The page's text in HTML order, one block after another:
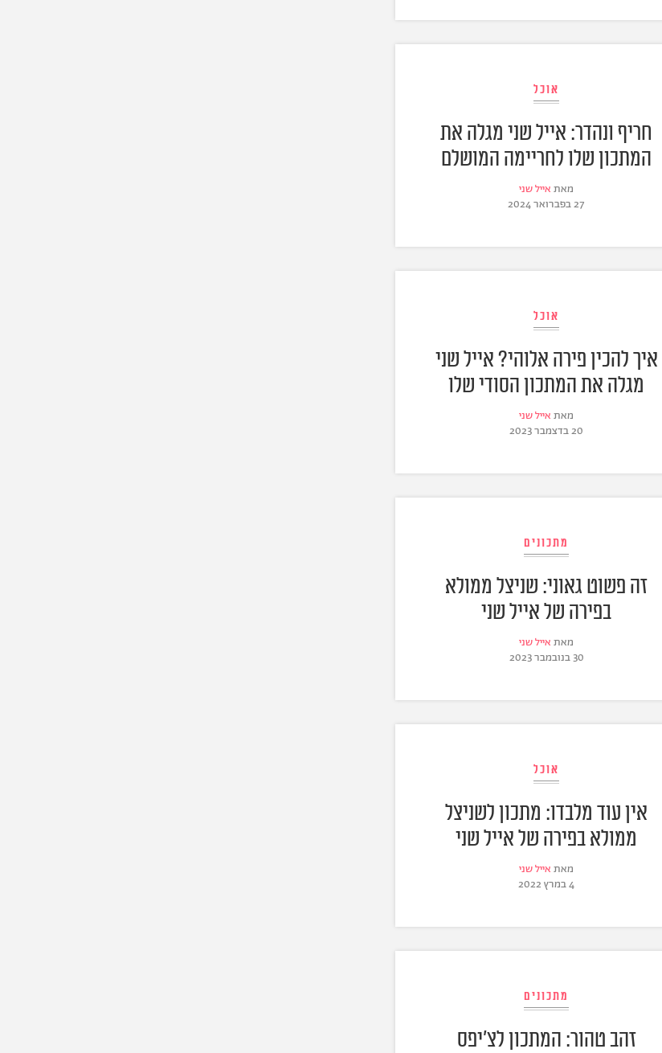
אוכל
חריף ונהדר: אייל שני מגלה את
המתכון שלו לחריימה המושלם
מאת אייל שני
27 בפברואר 2024
אוכל
איך להכין פירה אלוהי? אייל שני
מגלה את המתכון הסודי שלו
מאת אייל שני
20 בדצמבר 2023
מתכונים
זה פשוט גאוני: שניצל ממולא
בפירה של אייל שני
מאת אייל שני
30 בנובמבר 2023
אוכל
אין עוד מלבדו: מתכון לשניצל
ממולא בפירה של אייל שני
מאת אייל שני
4 במרץ 2022
מתכונים
זהב טהור: המתכון לצ'יפס